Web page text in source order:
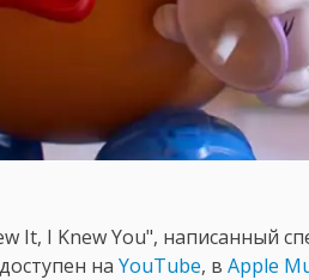
It, I Knew You", написанный
на YouTube, в Apple